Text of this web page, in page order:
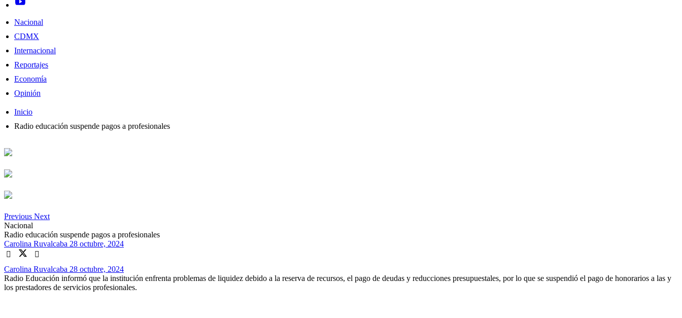
Nacional
CDMX
Internacional
Reportajes
Economía
Opinión
Inicio
Radio educación suspende pagos a profesionales
Previous Next
Nacional
Radio educación suspende pagos a profesionales
Carolina Ruvalcaba 28 octubre, 2024
Carolina Ruvalcaba 28 octubre, 2024
Radio Educación informó que la institución enfrenta problemas de liquidez debido a la reserva de recursos, el pago de deudas y reducciones presupuestales, por lo que se suspendió el pago de honorarios a las y
los prestadores de servicios profesionales.